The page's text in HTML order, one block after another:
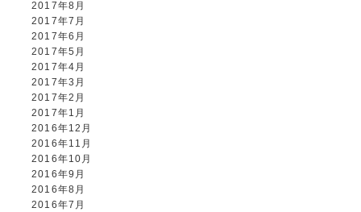
2017年8月
2017年7月
2017年6月
2017年5月
2017年4月
2017年3月
2017年2月
2017年1月
2016年12月
2016年11月
2016年10月
2016年9月
2016年8月
2016年7月